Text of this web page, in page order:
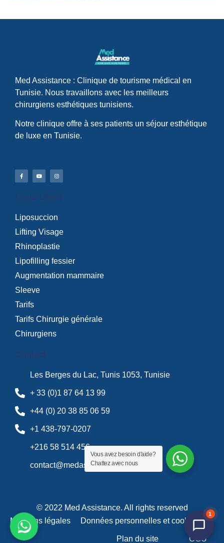
Med Assistance : Clinique de tourisme médical en
Tunisie. Nous travaillons avec les meilleurs
chirurgiens esthétiques tunisiens.
Notre clinique offre à ses patients un séjour esthétique
de luxe en Tunisie.
Liens Utiles
Liposuccion
Lifting Visage
Rhinoplastie
Lipofilling fessier
Augmentation mammaire
Sleeve
Tarifs
Tarifs Chirurgie générale
Chirurgiens
Contact
Les Berges du Lac, Tunis 1053, Tunisie
+ 33 (0)1 87 64 13 99
+44 (0) 20 38 85 06 59
+1 438-797-0207
+216 58 514 456
contact@medassistance.fr
© 2022 Med Assistance. All rights reserved
Mentions légales
Données personnelles et cookies
Plan du site CGU
Vous avez besoin d'aide?
Chattez avec nous
1